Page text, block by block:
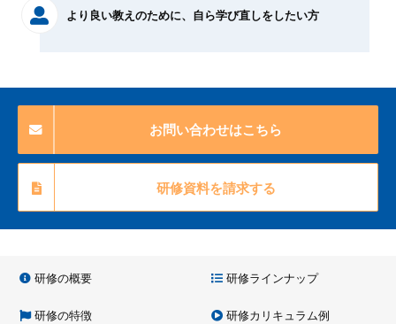
より良い教えのために、自ら学び直しをしたい方
お問い合わせはこちら
研修資料を請求する
研修の概要 研修ラインナップ
研修の特徴 研修カリキュラム例